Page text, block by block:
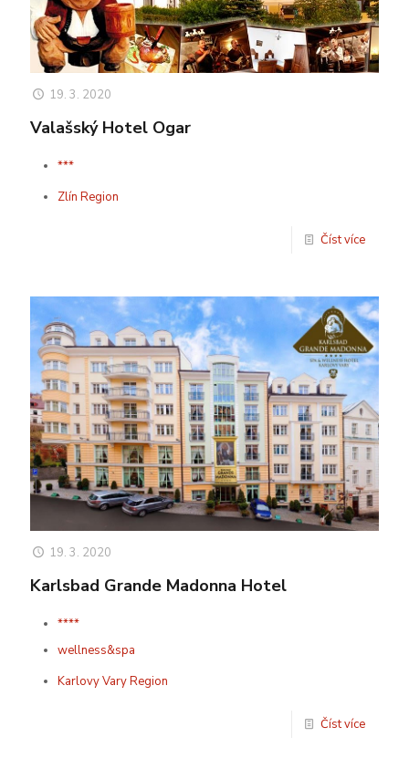
19. 3. 2020
Valašský Hotel Ogar
***
Zlín Region
Číst více
19. 3. 2020
Karlsbad Grande Madonna Hotel
****
wellness&spa
Karlovy Vary Region
Číst více